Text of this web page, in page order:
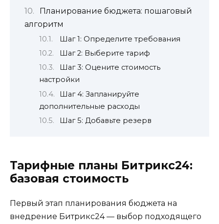
Планирование бюджета: пошаговый
алгоритм
Шаг 1: Определите требования
Шаг 2: Выберите тариф
Шаг 3: Оцените стоимость
настройки
Шаг 4: Запланируйте
дополнительные расходы
Шаг 5: Добавьте резерв
Тарифные планы Битрикс24:
базовая стоимость
Первый этап планирования бюджета на
внедрение Битрикс24 — выбор подходящего